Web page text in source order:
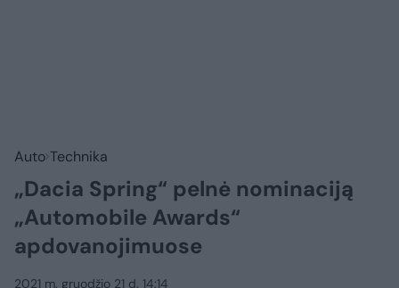
Auto Technika
„Dacia Spring“ pelnė nominaciją
„Automobile Awards“
apdovanojimuose
2021 m. gruodžio 21 d. 14:14